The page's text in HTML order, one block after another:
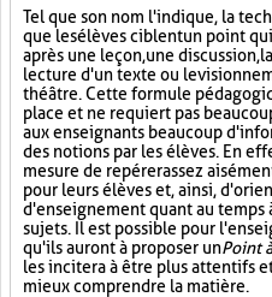
Tel que son nom l'indique, la
que les élèves ciblent un point
après une leçon, une discussion,
lecture d'un texte ou le
théâtre. Cette formule
place et ne requiert pas
aux enseignants beaucoup
des notions par les élèves. En
mesure de repérer assez
pour leurs élèves et, ainsi,
d'enseignement quant au temps
sujets. Il est possible pour
qu'ils auront à proposer unPoint
les incitera à être plus attentifs
mieux comprendre la matière.